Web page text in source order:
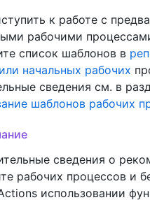
к работе с
рабочими
список шаблонов в
начальных рабочих
сведения см. в
шаблонов рабочих
сведения о
рабочих процессов и
использовании